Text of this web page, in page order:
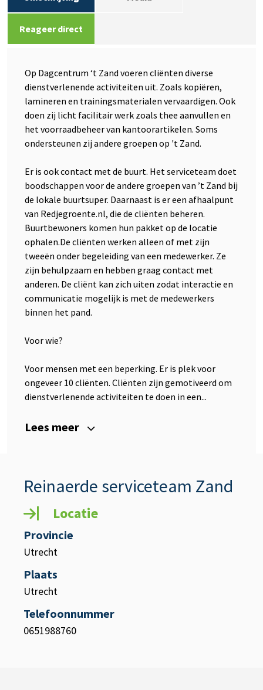
Reageer direct
Op Dagcentrum ‘t Zand voeren cliënten diverse
dienstverlenende activiteiten uit. Zoals kopiëren,
lamineren en trainingsmaterialen vervaardigen. Ook
doen zij licht facilitair werk zoals thee aanvullen en
het voorraadbeheer van kantoorartikelen. Soms
ondersteunen zij andere groepen op 't Zand.
Er is ook contact met de buurt. Het serviceteam doet
boodschappen voor de andere groepen van ’t Zand bij
de lokale buurtsuper. Daarnaast is er een afhaalpunt
van Redjegroente.nl, die de cliënten beheren.
Buurtbewoners komen hun pakket op de locatie
ophalen.De cliënten werken alleen of met zijn
tweeën onder begeleiding van een medewerker. Ze
zijn behulpzaam en hebben graag contact met
anderen. De cliënt kan zich uiten zodat interactie en
communicatie mogelijk is met de medewerkers
binnen het pand.
Voor wie?
Voor mensen met een beperking. Er is plek voor
ongeveer 10 cliënten. Cliënten zijn gemotiveerd om
dienstverlenende activiteiten te doen in een...
Lees meer
Reinaerde serviceteam Zand
Locatie
Provincie
Utrecht
Plaats
Utrecht
Telefoonnummer
0651988760